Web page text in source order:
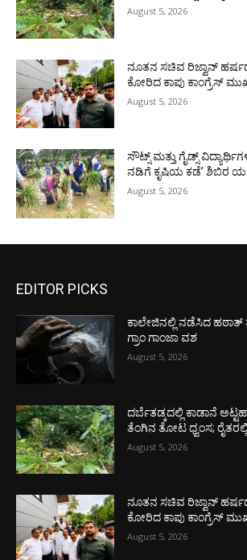
August 5, 2026
ನೂತನ ಸಚಿವ ರಿಜ್ವಾನ್
ಕೋರಿದ ಕಾಪು ಕಾಂಗ್ರೆಸ್
August 5, 2026
ಸೌಟ್ಸ್ ಮತ್ತು ಗೈಡ್ಸ್
ನಡಿಗೆ ಕೃಷಿಯ ಕಡೆ’ ಶಿಬಿರ
August 5, 2026
EDITOR PICKS
ಕಾಲೇಜಿನಲ್ಲಿ ನಡೆಸಿದ ಹಠಾತ್
ಗ್ರಾಂ ಗಾಂಜಾ ವಶ
August 5, 2026
ದರ್ಬೆತಡ್ಕದಲ್ಲಿ ಕಾಡಾನೆ
ತೆಂಗಿನ ತೋಟ ಧ್ವಂಸ;
August 5, 2026
ನೂತನ ಸಚಿವ ರಿಜ್ವಾನ್
ಕೋರಿದ ಕಾಪು ಕಾಂಗ್ರೆಸ್
August 5, 2026